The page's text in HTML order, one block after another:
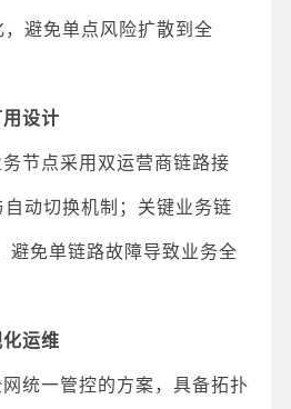
避免单点风险扩散到全
设计
节点采用双运营商链路接
自动切换机制；关键业务链
避免单链路故障导致业务全
运维
统一管控的方案，具备拓扑